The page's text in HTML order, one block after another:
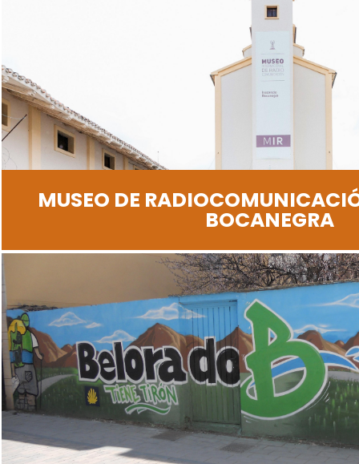
MUSEO DE
BOCANEGRA